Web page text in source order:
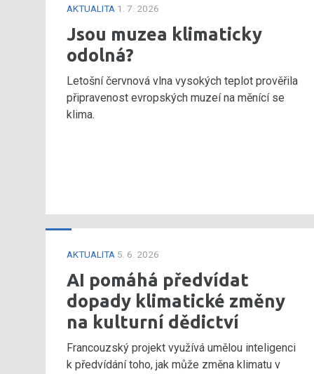
AKTUALITA 1. 7. 2026
Jsou muzea klimaticky
odolná?
Letošní červnová vlna vysokých teplot prověřila
připravenost evropských muzeí na měnící se
klima.
AKTUALITA 5. 6. 2026
AI pomáhá předvídat
dopady klimatické změny
na kulturní dědictví
Francouzský projekt využívá umělou inteligenci
k předvídání toho, jak může změna klimatu v